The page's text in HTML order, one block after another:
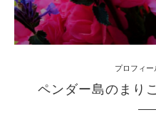
プロフィー
ペンダー島のまり